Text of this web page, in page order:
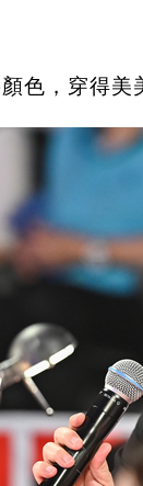
色，穿得美